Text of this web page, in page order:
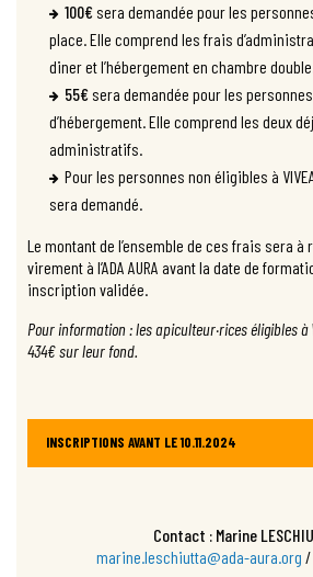
100€ sera demandée pour les
place. Elle comprend les frais
diner et l’hébergement en chambre
55€ sera demandée pour les
d’hébergement. Elle comprend les deux
administratifs.
Pour les personnes non éligibles à
sera demandé.
Le montant de l’ensemble de ces frais sera à
virement à l’ADA AURA avant la date de
inscription validée.
Pour information : les apiculteur·rices éligibles à
434€ sur leur fond.
INSCRIPTIONS AVANT LE 10.11.2024
Contact : Marine
marine.leschiutta@ada-aura.org /